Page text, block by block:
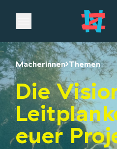
Open main menu
Macherinnen Themen
Die
euer